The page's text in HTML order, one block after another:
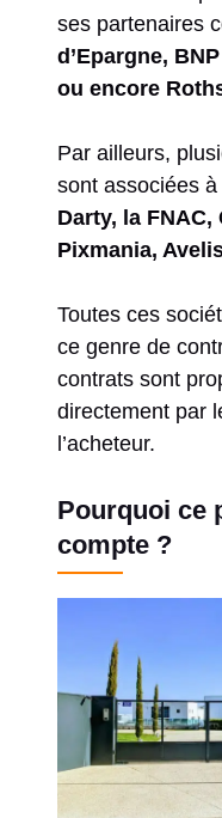
ses partenaires
d’Epargne,
ou encore
Par ailleurs,
sont associées à
Darty, la FNAC,
Pixmania,
Toutes ces
ce genre de
contrats sont
directement par
l’acheteur.
Pourquoi ce
compte ?